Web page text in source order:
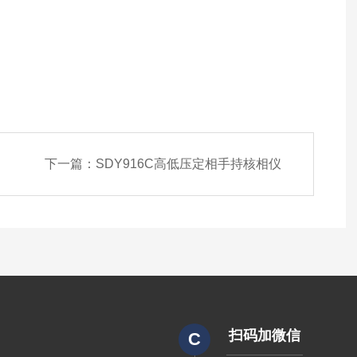
下一篇： SDY916C高低压定相手持核相仪
C 扫码加微信